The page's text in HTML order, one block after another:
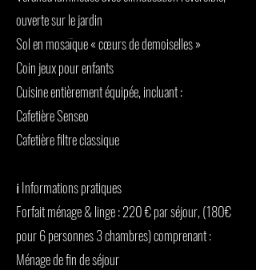
ouverte sur le jardin
Sol en mosaïque « cœurs de demoiselles »
Coin jeux pour enfants
Cuisine entièrement équipée, incluant :
Cafetière Senseo
Cafetière filtre classique
ℹ️ Informations pratiques
Forfait ménage & linge : 220 € par séjour, (180€
pour 6 personnes 3 chambres) comprenant :
Ménage de fin de séjour